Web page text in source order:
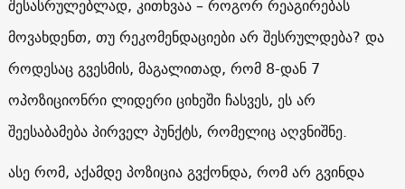
მოვახდენთ, თუ რეკომენდაციები არ შესრულდება? და
როდესაც გვესმის, მაგალითად, რომ 8-დან 7
ოპოზიციონრი ლიდერი ციხეში ჩასვეს, ეს არ
შეესაბამება პირველ პუნქტს, რომელიც აღვნიშნე.
ასე რომ, აქამდე პოზიცია გვქონდა, რომ არ გვინდა